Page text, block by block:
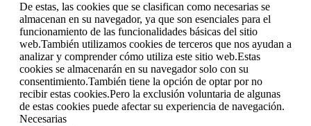
De estas, las cookies que se clasifican como necesarias se
almacenan en su navegador, ya que son esenciales para el
funcionamiento de las funcionalidades básicas del sitio
web.También utilizamos cookies de terceros que nos ayudan a
analizar y comprender cómo utiliza este sitio web.Estas
cookies se almacenarán en su navegador solo con su
consentimiento.También tiene la opción de optar por no
recibir estas cookies.Pero la exclusión voluntaria de algunas
de estas cookies puede afectar su experiencia de navegación.
Necesarias